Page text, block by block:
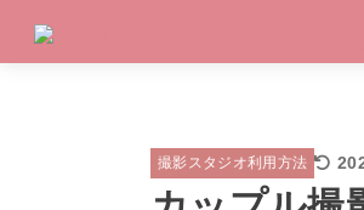
撮影スタジオ利用方法